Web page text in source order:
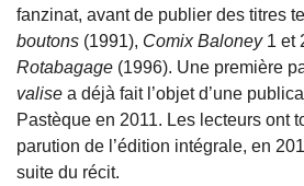
fanzinat, avant de publier des titres
boutons (1991), Comix Baloney1 et
Rotabagage (1996). Une première
valise a déjà fait l’objet d’une
Pastèque en 2011. Les lecteurs ont
parution de l’édition intégrale, en
suite du récit.